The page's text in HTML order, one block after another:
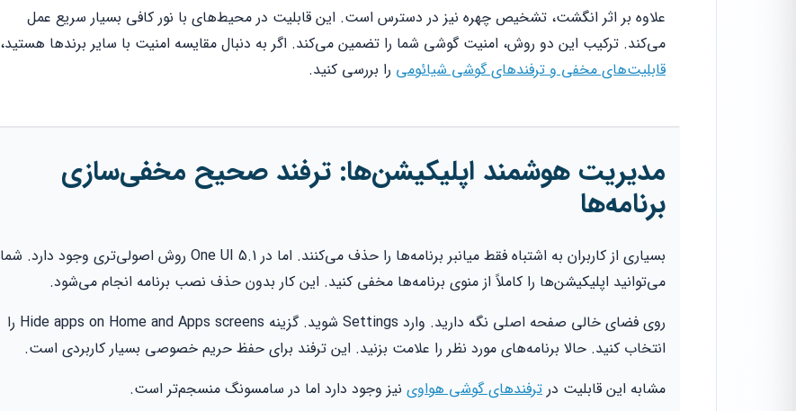
علاوه بر اثر انگشت، تشخیص چهره نیز در دسترس است. این قابلیت در محیط‌های با نور کافی بسیار سریع عمل
می‌کند. ترکیب این دو روش، امنیت گوشی شما را تضمین می‌کند. اگر به دنبال مقایسه امنیت با سایر برندها هستید،
قابلیت‌های مخفی و ترفندهای گوشی شیائومی را بررسی کنید.
مدیریت هوشمند اپلیکیشن‌ها: ترفند صحیح مخفی‌سازی
برنامه‌ها
بسیاری از کاربران به اشتباه فقط میانبر برنامه‌ها را حذف می‌کنند. اما در One UI 5.1 روش اصولی‌تری وجود دارد. شما
می‌توانید اپلیکیشن‌ها را کاملاً از منوی برنامه‌ها مخفی کنید. این کار بدون حذف نصب برنامه انجام می‌شود.
روی فضای خالی صفحه اصلی نگه دارید. وارد Settings شوید. گزینه Hide apps on Home and Apps screens را
انتخاب کنید. حالا برنامه‌های مورد نظر را علامت بزنید. این ترفند برای حفظ حریم خصوصی بسیار کاربردی است.
مشابه این قابلیت در ترفندهای گوشی هواوی نیز وجود دارد اما در سامسونگ منسجم‌تر است.